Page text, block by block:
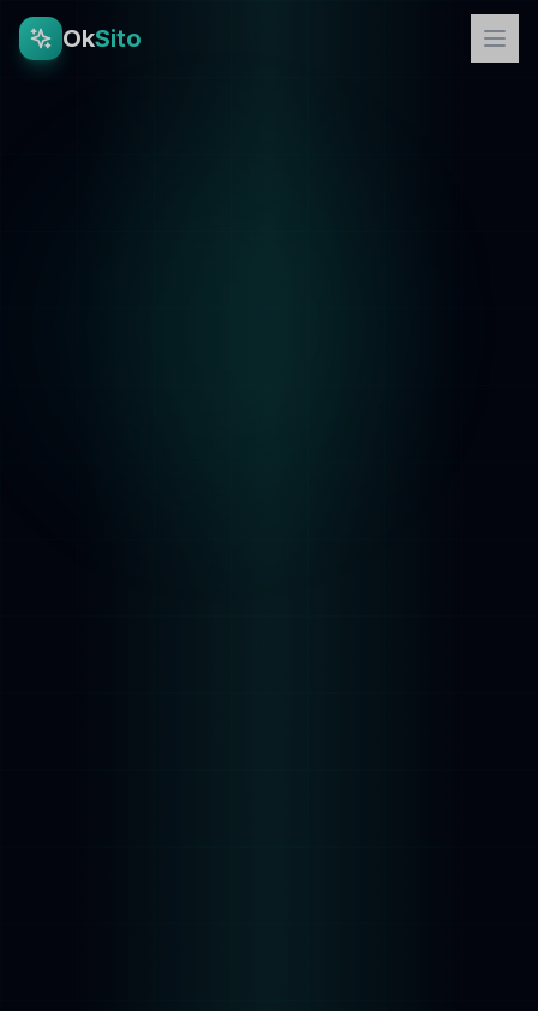
OkSito